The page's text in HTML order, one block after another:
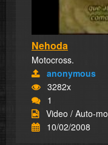
Nehoda
Motocross.
anonymous
3282x
1
Video / Auto-
10/02/2008